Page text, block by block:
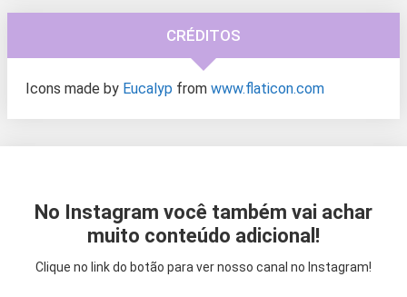
CRÉDITOS
Icons made by Eucalyp from www.flaticon.com
No Instagram você também vai achar
muito conteúdo adicional!
Clique no link do botão para ver nosso canal no Instagram!